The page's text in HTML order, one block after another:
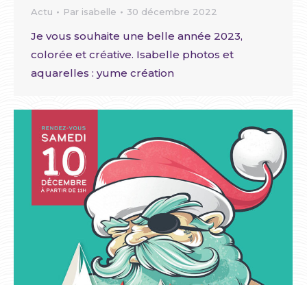
Actu Par isabelle 30 décembre 2022
Je vous souhaite une belle année 2023,
colorée et créative. Isabelle photos et
aquarelles : yume création